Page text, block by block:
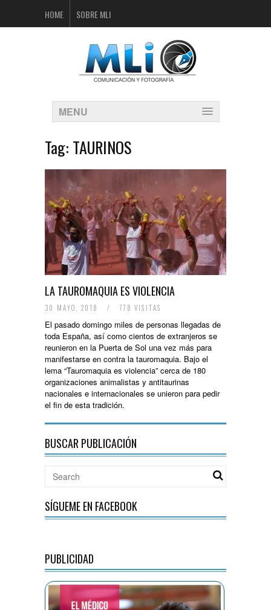
HOME SOBRE MLI
MENU
Tag: TAURINOS
LA TAUROMAQUIA ES VIOLENCIA
30 MAYO, 2018 / 778 VISITAS
El pasado domingo miles de personas llegadas de
toda España, así como cientos de extranjeros se
reunieron en la Puerta de Sol una vez más para
manifestarse en contra la tauromaquia. Bajo el
lema “Tauromaquia es violencia” cerca de 180
organizaciones animalistas y antitaurinas
nacionales e internacionales se unieron para pedir
el fin de esta tradición.
BUSCAR PUBLICACIÓN
SÍGUEME EN FACEBOOK
PUBLICIDAD